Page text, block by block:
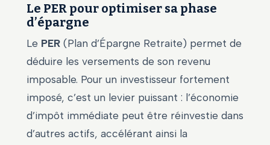
Le PER pour optimiser sa phase
d’épargne
Le PER (Plan d’Épargne Retraite) permet de
déduire les versements de son revenu
imposable. Pour un investisseur fortement
imposé, c’est un levier puissant : l’économie
d’impôt immédiate peut être réinvestie dans
d’autres actifs, accélérant ainsi la